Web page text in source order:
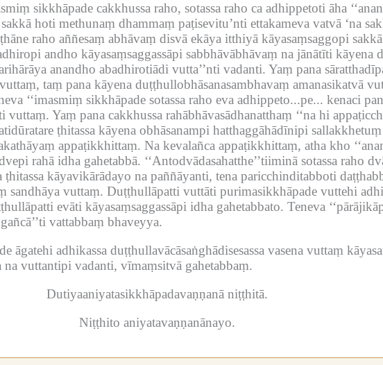
sikkhāpade cakkhussa raho, sotassa raho ca adhippetoti āha
hoti methunaṃ dhammaṃ paṭisevitu’nti ettakameva vatvā ‘na
raho aññesaṃ abhāvaṃ disvā ekāya itthiyā kāyasaṃsaggopi
andho kāyasaṃsaggassāpi sabbhāvābhāvaṃ na jānātīti kāyena
anandho abadhirotiādi vutta’’nti vadanti. Yaṃ pana
vuttaṃ, taṃ pana kāyena duṭṭhullobhāsanasambhavaṃ amanasikatvā
‘‘imasmiṃ sikkhāpade sotassa raho eva adhippeto...pe... kenaci
vuttaṃ. Yaṃ pana cakkhussa rahābhāvasādhanatthaṃ ‘‘na hi
ṭhitassa kāyena obhāsanampi hatthaggāhādīnipi
appaṭikkhittaṃ. Na kevalañca appaṭikkhittaṃ, atha kho
rahā idha gahetabbā. ‘‘Antodvādasahatthe’’tiiminā sotassa raho
ṭhitassa kāyavikārādayo na paññāyanti, tena paricchinditabboti
sandhāya vuttaṃ. Duṭṭhullāpatti vuttāti purimasikkhāpade vuttehi
evāti kāyasaṃsaggassāpi idha gahetabbato. Teneva
vattabbaṃ bhaveyya.
āgatehi adhikassa duṭṭhullavācāsaṅghādisesassa vasena vuttaṃ
vuttantipi vadanti, vīmaṃsitvā gahetabbaṃ.
Dutiyaaniyatasikkhāpadavaṇṇanā niṭṭhitā.
Niṭṭhito aniyatavaṇṇanānayo.